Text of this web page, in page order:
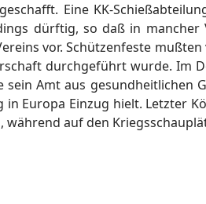
Eine KK-
dürftig, so daß in
vor. Schützenfeste
durchgeführt wurde. Im
sein Amt aus gesundheitlichen
in Europa Einzug hielt. Letzter
während auf den